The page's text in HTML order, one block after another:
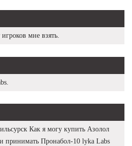
мне взять.
Как я могу купить Азолол
принимать Пронабол-10 lyka Labs